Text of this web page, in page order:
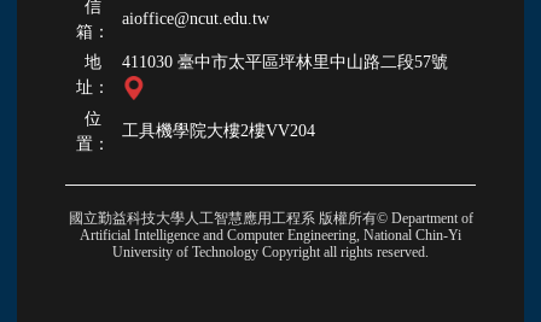
信
箱：
aioffice@ncut.edu.tw
地
址：
411030 臺中市太平區坪林里中山路二段57號
位
置：
工具機學院大樓2樓VV204
國立勤益科技大學人工智慧應用工程系 版權所有© Department of
Artificial Intelligence and Computer Engineering, National Chin-Yi
University of Technology Copyright all rights reserved.